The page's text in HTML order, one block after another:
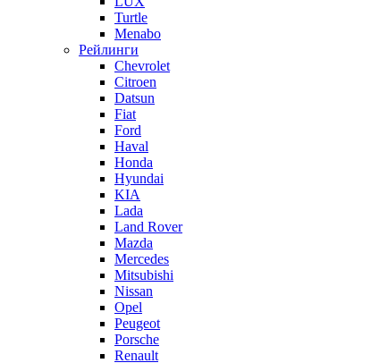
Turtle
Menabo
Рейлинги
Chevrolet
Citroen
Datsun
Fiat
Ford
Haval
Honda
Hyundai
KIA
Lada
Land Rover
Mazda
Mercedes
Mitsubishi
Nissan
Opel
Peugeot
Porsche
Renault